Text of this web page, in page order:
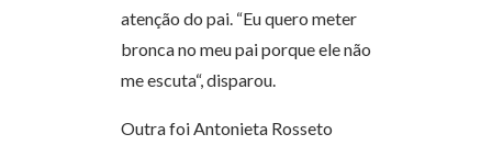
atenção do pai. “Eu quero meter
bronca no meu pai porque ele não
me escuta“, disparou.
Outra foi Antonieta Rosseto